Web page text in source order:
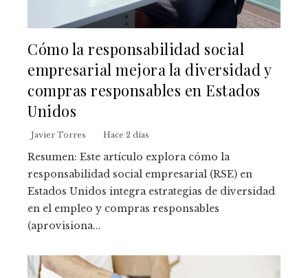
Cómo la responsabilidad social
empresarial mejora la diversidad y
compras responsables en Estados
Unidos
Javier Torres Hace 2 días
Resumen: Este artículo explora cómo la
responsabilidad social empresarial (RSE) en
Estados Unidos integra estrategias de diversidad
en el empleo y compras responsables
(aprovisiona...